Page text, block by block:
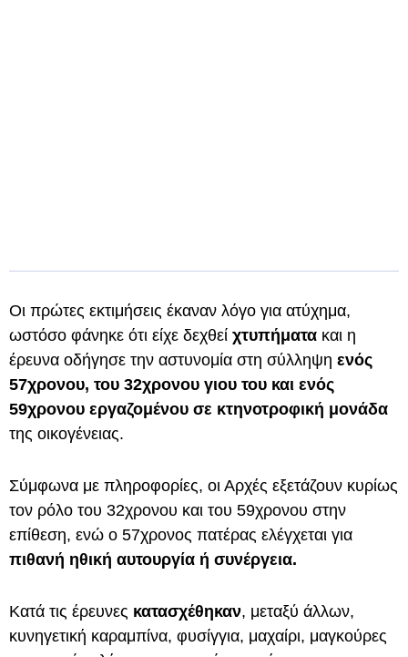
Οι πρώτες εκτιμήσεις έκαναν λόγο για ατύχημα,
ωστόσο φάνηκε ότι είχε δεχθεί χτυπήματα και η
έρευνα οδήγησε την αστυνομία στη σύλληψη ενός
57χρονου, του 32χρονου γιου του και ενός
59χρονου εργαζομένου σε κτηνοτροφική μονάδα
της οικογένειας.
Σύμφωνα με πληροφορίες, οι Αρχές εξετάζουν κυρίως
τον ρόλο του 32χρονου και του 59χρονου στην
επίθεση, ενώ ο 57χρονος πατέρας ελέγχεται για
πιθανή ηθική αυτουργία ή συνέργεια.
Κατά τις έρευνες κατασχέθηκαν, μεταξύ άλλων,
κυνηγετική καραμπίνα, φυσίγγια, μαχαίρι, μαγκούρες